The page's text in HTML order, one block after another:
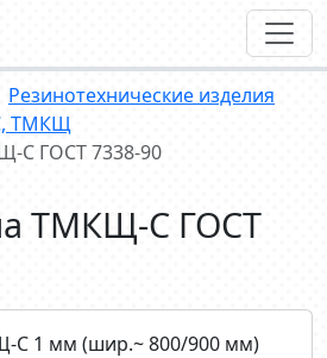
Резинотехнические изделия
ТМКЩ
С ГОСТ 7338-90
ТМКЩ-С ГОСТ
C 1 мм (шир.~ 800/900 мм)